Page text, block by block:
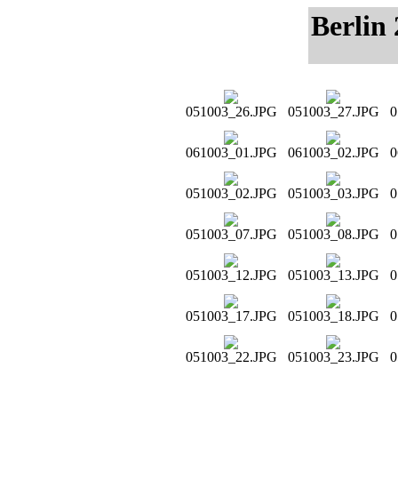
Berlin
051003_26.JPG 051003_27.JPG
061003_01.JPG 061003_02.JPG
051003_02.JPG 051003_03.JPG
051003_07.JPG 051003_08.JPG
051003_12.JPG 051003_13.JPG
051003_17.JPG 051003_18.JPG
051003_22.JPG 051003_23.JPG